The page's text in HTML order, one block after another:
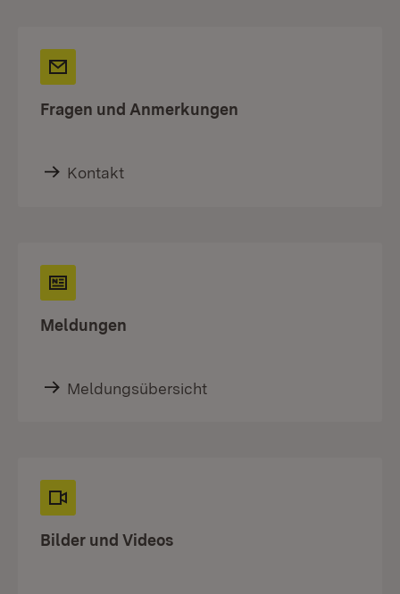
Fragen und Anmerkungen
Kontakt
Meldungen
Meldungsübersicht
Bilder und Videos